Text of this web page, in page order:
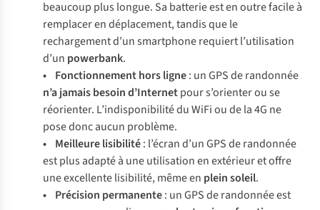
beaucoup plus longue. Sa batterie est en outre facile à
remplacer en déplacement, tandis que le
rechargement d’un smartphone requiert l’utilisation
d’un powerbank.
• Fonctionnement hors ligne: un GPS de randonnée
n’a jamais besoin d’Internetpour s’orienter ou se
réorienter. L’indisponibilité du WiFi ou de la 4G ne
pose donc aucun problème.
• Meilleure lisibilité: l’écran d’un GPS de randonnée
est plus adapté à une utilisation en extérieur et offre
une excellente lisibilité, même en pleinsoleil.
• Précision permanente: un GPS de randonnée est